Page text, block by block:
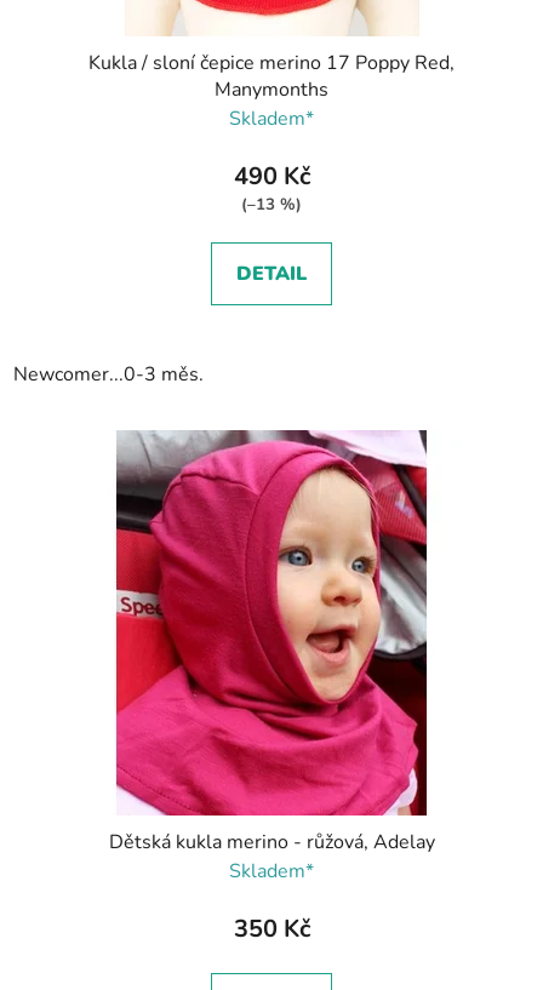
Kukla / sloní čepice merino 17 Poppy Red,
Manymonths
Skladem*
490 Kč
(–13 %)
DETAIL
Newcomer...0-3 měs.
Dětská kukla merino - růžová, Adelay
Skladem*
350 Kč